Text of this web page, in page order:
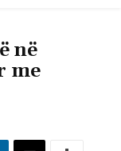
në
me